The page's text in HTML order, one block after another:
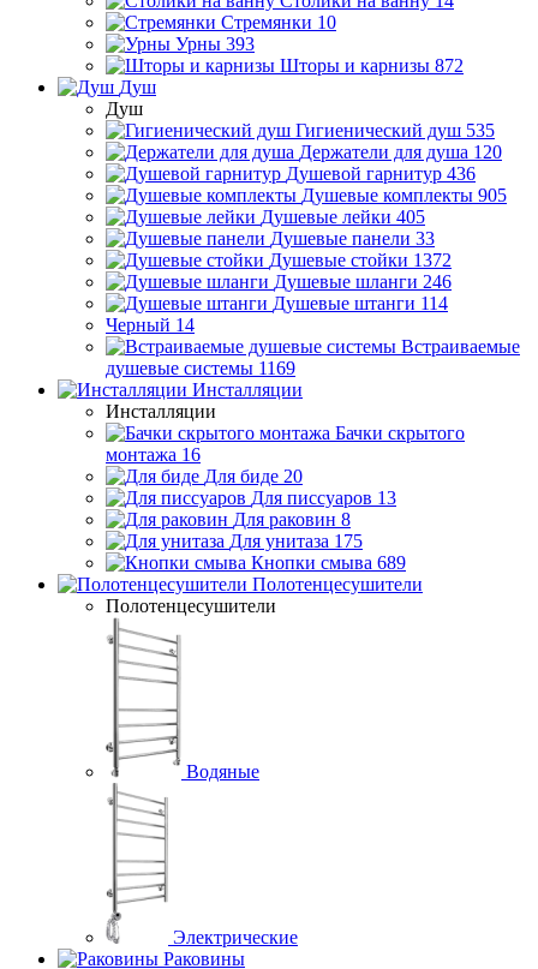
Стремянки 10
Урны 393
Шторы и карнизы 872
Душ
Душ
Гигиенический душ 535
Держатели для душа 120
Душевой гарнитур 436
Душевые комплекты 905
Душевые лейки 405
Душевые панели 33
Душевые стойки 1372
Душевые шланги 246
Душевые штанги 114
Черный 14
Встраиваемые
душевые системы 1169
Инсталляции
Инсталляции
Бачки скрытого
монтажа 16
Для биде 20
Для писсуаров 13
Для раковин 8
Для унитаза 175
Кнопки смыва 689
Полотенцесушители
Полотенцесушители
Водяные
Электрические
Раковины